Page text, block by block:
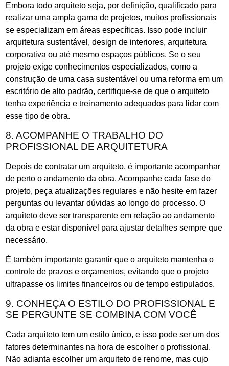
Embora todo arquiteto seja, por definição, qualificado para
realizar uma ampla gama de projetos, muitos profissionais
se especializam em áreas específicas. Isso pode incluir
arquitetura sustentável, design de interiores, arquitetura
corporativa ou até mesmo espaços públicos. Se o seu
projeto exige conhecimentos especializados, como a
construção de uma casa sustentável ou uma reforma em um
escritório de alto padrão, certifique-se de que o arquiteto
tenha experiência e treinamento adequados para lidar com
esse tipo de obra.
8. ACOMPANHE O TRABALHO DO
PROFISSIONAL DE ARQUITETURA
Depois de contratar um arquiteto, é importante acompanhar
de perto o andamento da obra. Acompanhe cada fase do
projeto, peça atualizações regulares e não hesite em fazer
perguntas ou levantar dúvidas ao longo do processo. O
arquiteto deve ser transparente em relação ao andamento
da obra e estar disponível para ajustar detalhes sempre que
necessário.
É também importante garantir que o arquiteto mantenha o
controle de prazos e orçamentos, evitando que o projeto
ultrapasse os limites financeiros ou de tempo estipulados.
9. CONHEÇA O ESTILO DO PROFISSIONAL E
SE PERGUNTE SE COMBINA COM VOCÊ
Cada arquiteto tem um estilo único, e isso pode ser um dos
fatores determinantes na hora de escolher o profissional.
Não adianta escolher um arquiteto de renome, mas cujo